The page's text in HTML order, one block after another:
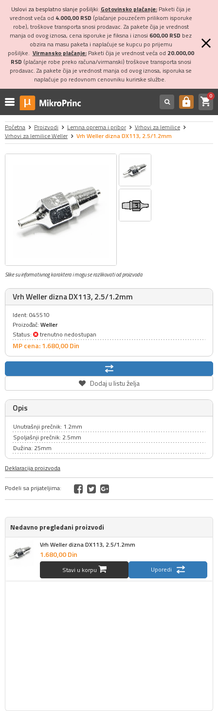
Uslovi za besplatno slanje pošiljki: Gotovinsko plaćanje:Paketi čija je
vrednost veća od 4.000,00 RSD (plaćanje pouzećem prilikom isporuke
robe), troškove transporta snosi prodavac. Za pakete čija je vrednost
manja od ovog iznosa, cena isporuke je fiksna i iznosi 600,00 RSD bez
obzira na masu paketa i naplaćuje se kupcu po prijemu
pošiljke. Virmansko plaćanje:Paketi čija je vrednost veća od 20.000,00
RSD (plaćanje robe preko računa/virmanski) troškove transporta snosi
prodavac. Za pakete čija je vrednost manja od ovog iznosa, isporuka se
naplaćuje po redovnom cenovniku kurirske službe.
https shopping_cart0
Početna Proizvodi Lemna oprema i pribor
Vrhovi za lemilice
Vrhovi za lemilice Weller
Vrh Weller dizna DX113, 2.5/1.2mm
Slike su informativnog karaktera i mogu se razlikovati od proizvoda
Vrh Weller dizna DX113, 2.5/1.2mm
Ident: 045510
Proizođač: Weller
Status:
trenutno nedostupan
MP cena: 1.680,00Din
Dodaj u listu želja
Opis
Unutrašnji prečnik: 1.2mm
Spoljašnji prečnik: 2.5mm
Dužina: 25mm
Deklaracija proizvoda
Podeli sa prijateljima:
Nedavno pregledani proizvodi
Vrh Weller dizna DX113, 2.5/1.2mm
1.680,00Din
Stavi u korpu Uporedi